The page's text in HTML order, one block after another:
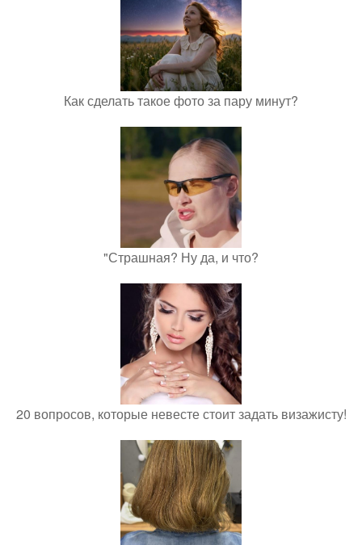
Как сделать такое фото за пару минут?
"Страшная? Ну да, и что?
20 вопросов, которые невесте стоит задать визажисту!